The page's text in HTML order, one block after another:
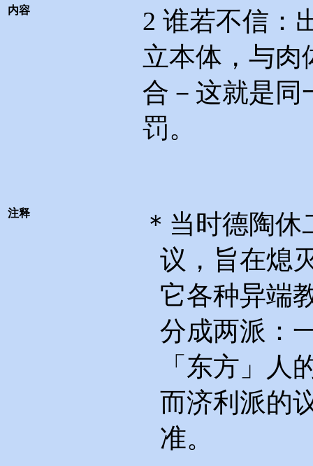
内容 2 谁若不信：
立本体，与肉
合－这就是同
罚。
注释
＊当时德陶
议，旨在熄
它各种异端
分成两派：
「东方」人
而济利派的
准。